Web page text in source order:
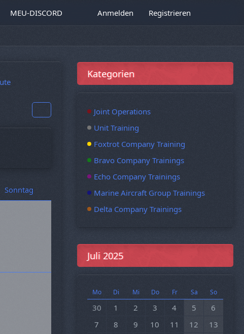
MEU-DISCORD Anmelden Registrieren
Sonntag
Kategorien
Joint Operations
Unit Training
Foxtrot Company Training
Bravo Company Trainings
Echo Company Trainings
Marine Aircraft Group Trainings
Delta Company Trainings
Juli 2025
Mo Di Mi Do Fr Sa So
30 1 2 3 4 5
6
7
8 9 10 11 12
13